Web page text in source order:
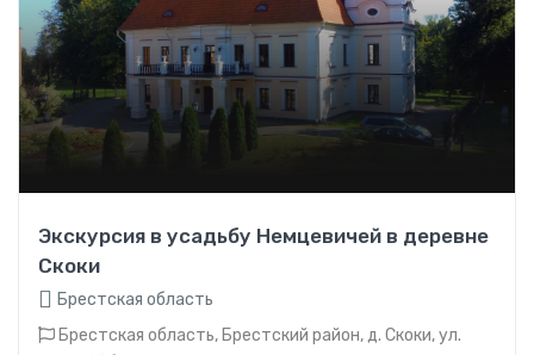
Экскурсия в усадьбу Немцевичей в деревне
Скоки
Брестская область
Брестская область, Брестский район, д. Скоки, ул.